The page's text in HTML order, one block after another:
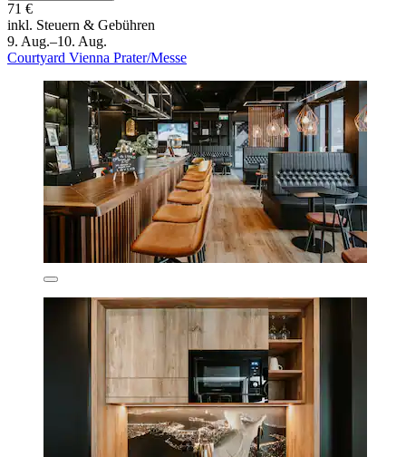
71 €
inkl. Steuern & Gebühren
9. Aug.–10. Aug.
Courtyard Vienna Prater/Messe